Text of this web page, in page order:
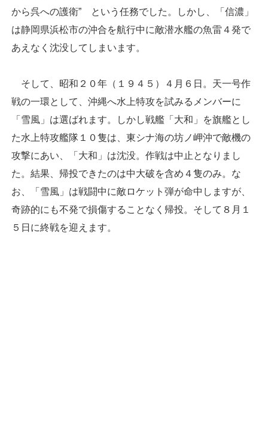
から呉への護衛” という任務でした。しかし、「信濃」
は静岡県浜松市の沖合を航行中に敵潜水艦の魚雷４発で
あえなく沈没してしまいます。
そして、昭和２０年（１９４５）４月６日。天一号作
戦の一環として、沖縄へ水上特攻を試みるメンバーに
「雪風」は選ばれます。しかし戦艦「大和」を旗艦とし
た水上特攻艦隊１０隻は、東シナ海の坊ノ岬沖で敵機の
攻撃にあい、「大和」は沈没。作戦は中止となりまし
た。結果、帰投できたのは中大破を含め４隻のみ。な
お、「雪風」は戦闘中に敵ロケット弾が命中しますが、
奇跡的にも不発で損傷することなく帰投。そして８月１
５日に終戦を迎えます。